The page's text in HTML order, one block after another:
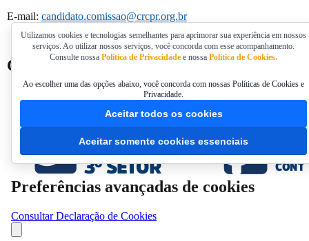
E-mail: candidato.comissao@crcpr.org.br
Conheça as Comissões Temáticas atuais:
Utilizamos cookies e tecnologias semelhantes para aprimorar sua experiência em nossos
serviços. Ao utilizar nossos serviços, você concorda com esse acompanhamento.
Consulte nossa Política de Privacidade e nossa Política de Cookies.
Ao escolher uma das opções abaixo, você concorda com nossas Políticas de Cookies e
Privacidade.
Aceitar todos os cookies
Aceitar somente cookies essenciais
Preferências avançadas de cookies
Consultar Declaração de Cookies